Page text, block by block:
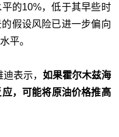
的10%，低于其早些时
假设风险已进一步偏向
平。
表示， 如果霍尔木兹海
，可能将原油价格推高